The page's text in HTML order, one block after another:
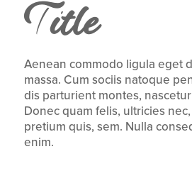
Title
Aenean commodo ligula eget
massa. Cum sociis natoque
dis parturient montes,
Donec quam felis, ultricies
pretium quis, sem. Nulla
enim.